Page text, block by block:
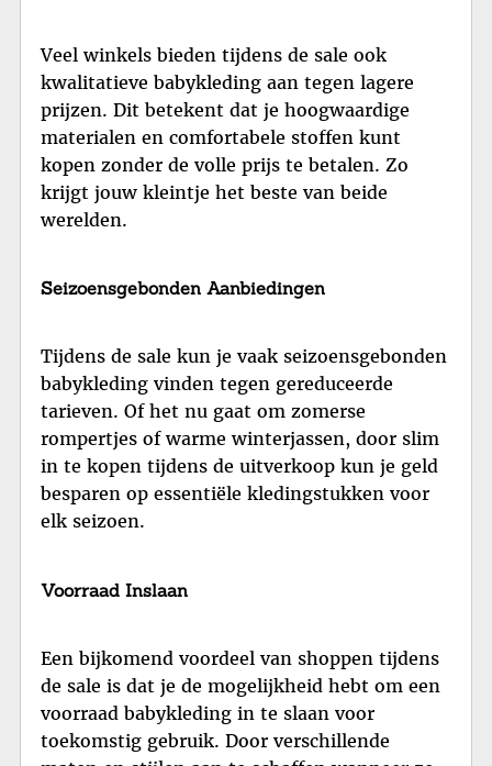
Veel winkels bieden tijdens de sale ook
kwalitatieve babykleding aan tegen lagere
prijzen. Dit betekent dat je hoogwaardige
materialen en comfortabele stoffen kunt
kopen zonder de volle prijs te betalen. Zo
krijgt jouw kleintje het beste van beide
werelden.
Seizoensgebonden Aanbiedingen
Tijdens de sale kun je vaak seizoensgebonden
babykleding vinden tegen gereduceerde
tarieven. Of het nu gaat om zomerse
rompertjes of warme winterjassen, door slim
in te kopen tijdens de uitverkoop kun je geld
besparen op essentiële kledingstukken voor
elk seizoen.
Voorraad Inslaan
Een bijkomend voordeel van shoppen tijdens
de sale is dat je de mogelijkheid hebt om een
voorraad babykleding in te slaan voor
toekomstig gebruik. Door verschillende